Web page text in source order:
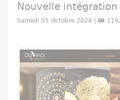
Nouvelle
Samedi 05 Octobre 2024 |